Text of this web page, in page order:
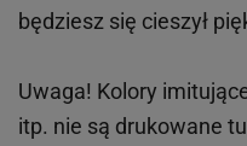
będziesz się cieszył
Uwaga! Kolory
itp. nie są drukowane